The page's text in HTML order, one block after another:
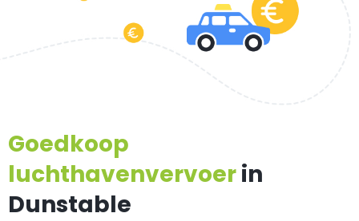
Goedkoop
luchthavenvervoerin
Dunstable